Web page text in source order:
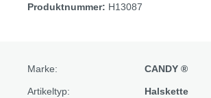
Produktnummer: H13087
Marke: CANDY ®
Artikeltyp: Halskette